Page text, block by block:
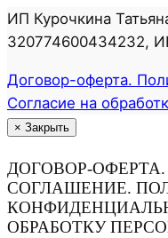
ИП Курочкина
320774600434232,
Договор-оферта.
Согласие на
× Закрыть
ДОГОВОР-
СОГЛАШЕНИЕ.
ОБРАБОТКУ